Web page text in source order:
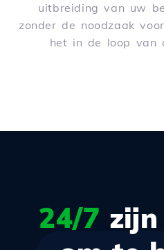
uitbreiding van uw
zonder de noodzaak
het in de loop van
24/7